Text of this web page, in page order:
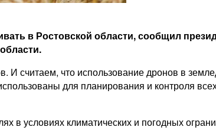
в Ростовской области, сообщил
считаем, что использование дронов в
для планирования и контроля
в условиях климатических и погодных